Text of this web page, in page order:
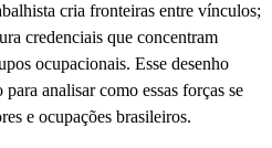
cria fronteiras entre vínculos;
credenciais que concentram
ocupacionais. Esse desenho
analisar como essas forças se
e ocupações brasileiros.